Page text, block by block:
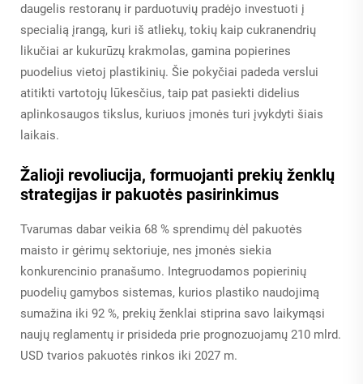
daugelis restoranų ir parduotuvių pradėjo investuoti į
specialią įrangą, kuri iš atliekų, tokių kaip cukranendrių
likučiai ar kukurūzų krakmolas, gamina popierines
puodelius vietoj plastikinių. Šie pokyčiai padeda verslui
atitikti vartotojų lūkesčius, taip pat pasiekti didelius
aplinkosaugos tikslus, kuriuos įmonės turi įvykdyti šiais
laikais.
Žalioji revoliucija, formuojanti prekių ženklų
strategijas ir pakuotės pasirinkimus
Tvarumas dabar veikia 68 % sprendimų dėl pakuotės
maisto ir gėrimų sektoriuje, nes įmonės siekia
konkurencinio pranašumo. Integruodamos popierinių
puodelių gamybos sistemas, kurios plastiko naudojimą
sumažina iki 92 %, prekių ženklai stiprina savo laikymąsi
naujų reglamentų ir prisideda prie prognozuojamų 210 mlrd.
USD tvarios pakuotės rinkos iki 2027 m.